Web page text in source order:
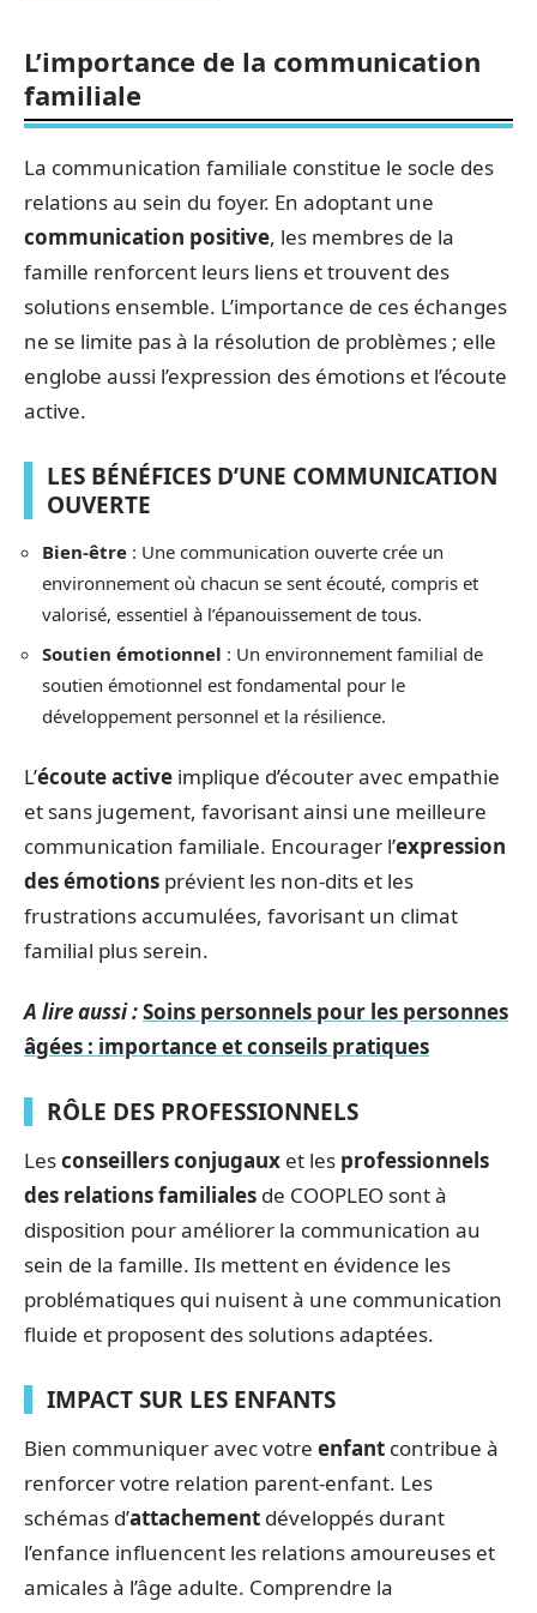
L’importance de la communication
familiale
La communication familiale constitue le socle des
relations au sein du foyer. En adoptant une
communication positive, les membres de la
famille renforcent leurs liens et trouvent des
solutions ensemble. L’importance de ces échanges
ne se limite pas à la résolution de problèmes ; elle
englobe aussi l’expression des émotions et l’écoute
active.
LES BÉNÉFICES D’UNE COMMUNICATION
OUVERTE
Bien-être : Une communication ouverte crée un
environnement où chacun se sent écouté, compris et
valorisé, essentiel à l’épanouissement de tous.
Soutien émotionnel : Un environnement familial de
soutien émotionnel est fondamental pour le
développement personnel et la résilience.
L’écoute active implique d’écouter avec empathie
et sans jugement, favorisant ainsi une meilleure
communication familiale. Encourager l’expression
des émotions prévient les non-dits et les
frustrations accumulées, favorisant un climat
familial plus serein.
A lire aussi :Soins personnels pour les personnes
âgées : importance et conseils pratiques
RÔLE DES PROFESSIONNELS
Lesconseillers conjugaux et les professionnels
des relations familiales de COOPLEO sont à
disposition pour améliorer la communication au
sein de la famille. Ils mettent en évidence les
problématiques qui nuisent à une communication
fluide et proposent des solutions adaptées.
IMPACT SUR LES ENFANTS
Bien communiquer avec votre enfant contribue à
renforcer votre relation parent-enfant. Les
schémas d’attachement développés durant
l’enfance influencent les relations amoureuses et
amicales à l’âge adulte. Comprendre la